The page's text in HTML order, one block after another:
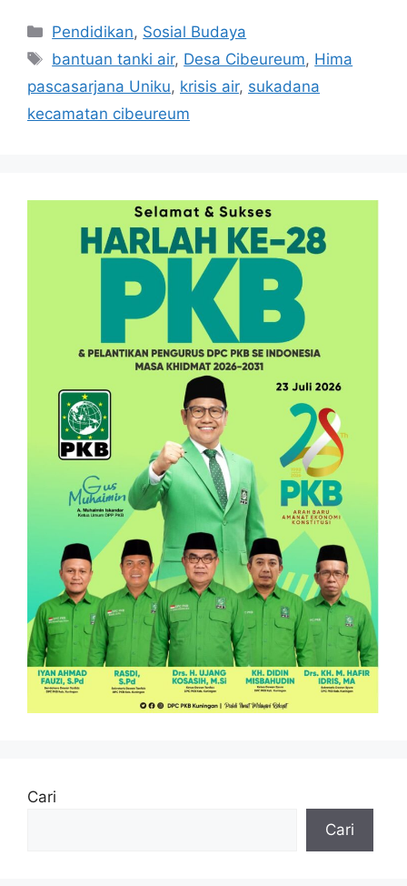
Kategori
Pendidikan, Sosial Budaya
Tag
bantuan tanki air, Desa Cibeureum, Hima
pascasarjana Uniku, krisis air, sukadana
kecamatan cibeureum
Cari
Cari